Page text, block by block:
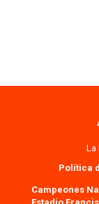
La
Política
Campeones